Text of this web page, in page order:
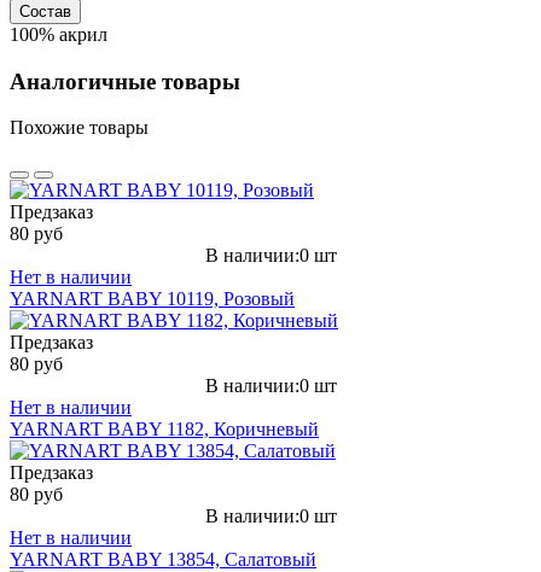
Состав
100% акрил
Аналогичные товары
Похожие товары
Предзаказ
80 руб
В наличии:0 шт
Нет в наличии
YARNART BABY 10119, Розовый
Предзаказ
80 руб
В наличии:0 шт
Нет в наличии
YARNART BABY 1182, Коричневый
Предзаказ
80 руб
В наличии:0 шт
Нет в наличии
YARNART BABY 13854, Салатовый